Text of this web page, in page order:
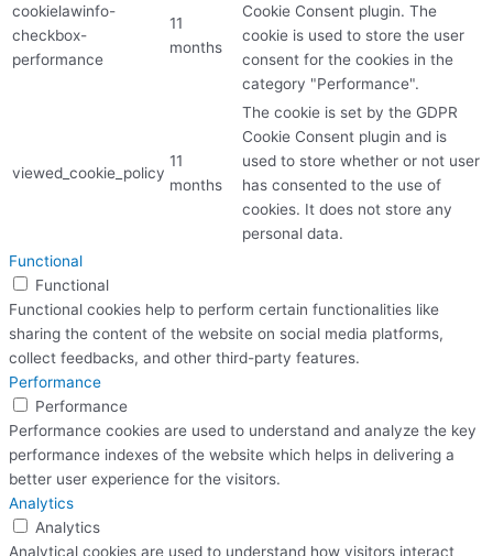
cookielawinfo-
checkbox-
performance
11
months
Cookie Consent plugin. The
cookie is used to store the user
consent for the cookies in the
category "Performance".
viewed_cookie_policy
11
months
The cookie is set by the GDPR
Cookie Consent plugin and is
used to store whether or not user
has consented to the use of
cookies. It does not store any
personal data.
Functional
Functional
Functional cookies help to perform certain functionalities like
sharing the content of the website on social media platforms,
collect feedbacks, and other third-party features.
Performance
Performance
Performance cookies are used to understand and analyze the key
performance indexes of the website which helps in delivering a
better user experience for the visitors.
Analytics
Analytics
Analytical cookies are used to understand how visitors interact